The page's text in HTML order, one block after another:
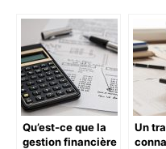
Qu’est-ce que la
gestion financière
Un